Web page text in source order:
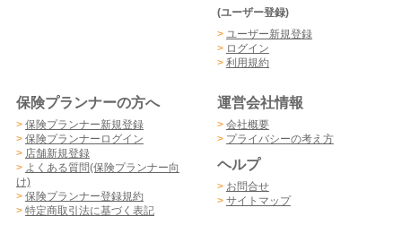
(ユーザー登録)
> ユーザー新規登録
> ログイン
> 利用規約
保険プランナーの方へ
> 保険プランナー新規登録
> 保険プランナーログイン
> 店舗新規登録
> よくある質問(保険プランナー向
け)
> 保険プランナー登録規約
> 特定商取引法に基づく表記
運営会社情報
> 会社概要
> プライバシーの考え方
ヘルプ
> お問合せ
> サイトマップ